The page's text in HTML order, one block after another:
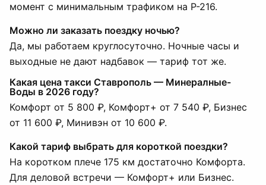
момент с минимальным трафиком на Р-216.
Можно ли заказать поездку ночью?
Да, мы работаем круглосуточно. Ночные часы и
выходные не дают надбавок — тариф тот же.
Какая цена такси Ставрополь — Минералные-
Воды в 2026 году?
Комфорт от 5 800 ₽, Комфорт+ от 7 540 ₽, Бизнес
от 11 600 ₽, Минивэн от 10 600 ₽.
Какой тариф выбрать для короткой поездки?
На коротком плече 175 км достаточно Комфорта.
Для деловой встречи — Комфорт+ или Бизнес.